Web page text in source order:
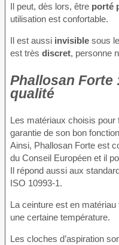
Il peut, dès lors, être porté
utilisation est confortable.
Il est aussi invisible sous
est très discret, personne
Phallosan Forte
qualité
Les matériaux choisis
garantie de son bon
Ainsi, Phallosan Forte est
du Conseil Européen et il
Il répond aussi aux
ISO 10993-1.
La ceinture est en
une certaine température.
Les cloches d’aspiration